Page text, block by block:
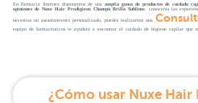
En Farmacia Jiménez disponemos de una amplia gama de productos de cuidado
opiniones de Nuxe Hair Prodigieux Champú Brillo Sublime , conocerás las
necesitas un asesoramiento personalizado, puedes realizarnos una
equipo de farmacéuticos te ayudará a encontrar el cuidado de higiene capilar que